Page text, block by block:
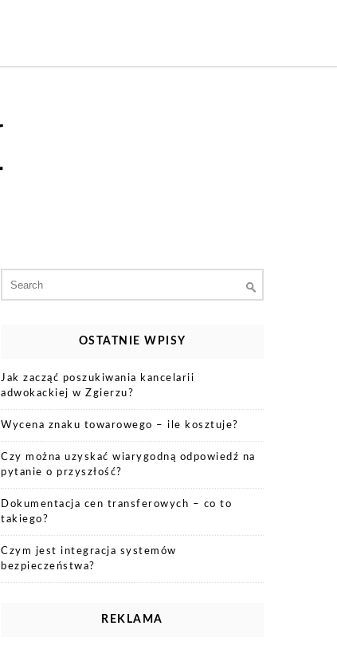
for:
OSTATNIE WPISY
Jak zacząć poszukiwania kancelarii
adwokackiej w Zgierzu?
Wycena znaku towarowego – ile kosztuje?
Czy można uzyskać wiarygodną odpowiedź na
pytanie o przyszłość?
Dokumentacja cen transferowych – co to
takiego?
Czym jest integracja systemów
bezpieczeństwa?
REKLAMA